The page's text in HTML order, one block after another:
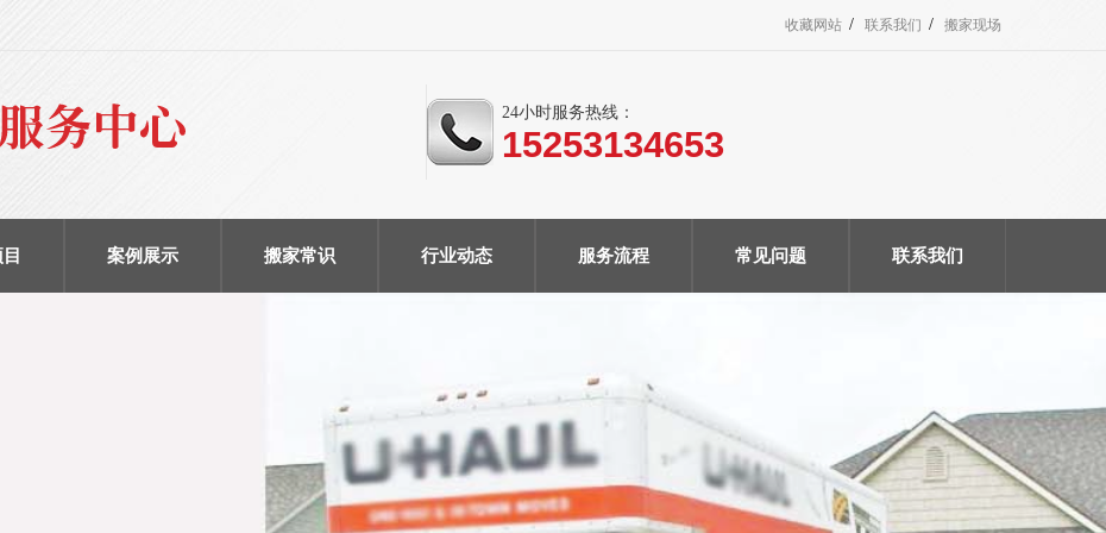
收藏网站 / 联系我们 / 搬家现场
24小时服务热线：
15253134653
案例展示 搬家常识 行业动态 服务流程 常见问题 联系我们